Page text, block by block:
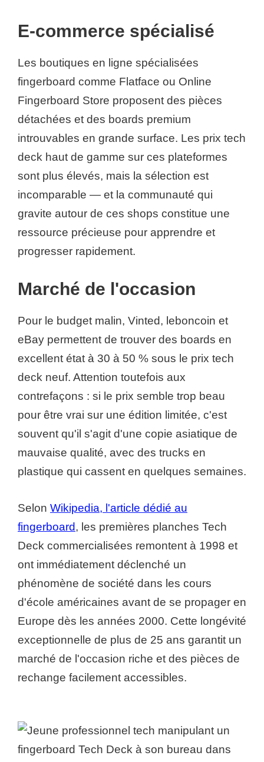
E-commerce spécialisé
Les boutiques en ligne spécialisées
fingerboard comme Flatface ou Online
Fingerboard Store proposent des pièces
détachées et des boards premium
introuvables en grande surface. Les prix tech
deck haut de gamme sur ces plateformes
sont plus élevés, mais la sélection est
incomparable — et la communauté qui
gravite autour de ces shops constitue une
ressource précieuse pour apprendre et
progresser rapidement.
Marché de l'occasion
Pour le budget malin, Vinted, leboncoin et
eBay permettent de trouver des boards en
excellent état à 30 à 50 % sous le prix tech
deck neuf. Attention toutefois aux
contrefaçons : si le prix semble trop beau
pour être vrai sur une édition limitée, c'est
souvent qu'il s'agit d'une copie asiatique de
mauvaise qualité, avec des trucks en
plastique qui cassent en quelques semaines.
Selon Wikipedia, l'article dédié au
fingerboard, les premières planches Tech
Deck commercialisées remontent à 1998 et
ont immédiatement déclenché un
phénomène de société dans les cours
d'école américaines avant de se propager en
Europe dès les années 2000. Cette longévité
exceptionnelle de plus de 25 ans garantit un
marché de l'occasion riche et des pièces de
rechange facilement accessibles.